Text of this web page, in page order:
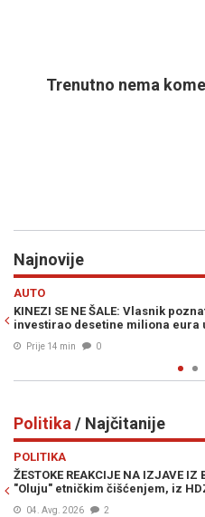
Trenutno nema
Najnovije
"DOBRO JE ZATRESLO;
građane u susjedstvu...
Prije 33 min
Politika / Najčitanije
nazvala
POLITIKA
BURNO U ŠIROKOM
"Oluje" udario rampu
05. Avg. 2026